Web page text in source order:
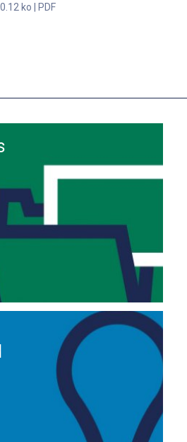
ko | PDF